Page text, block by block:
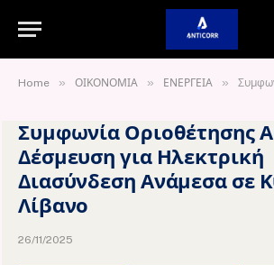
Home » ΟΙΚΟΝΟΜΙΑ » ΕΝΕΡΓΕΙΑ » Συμφωνία Οριοθέτησης
Συμφωνία Οριοθέτησης
Δέσμευση για Ηλεκτρική
Διασύνδεση Ανάμεσα σε
Λίβανο
26/11/2025